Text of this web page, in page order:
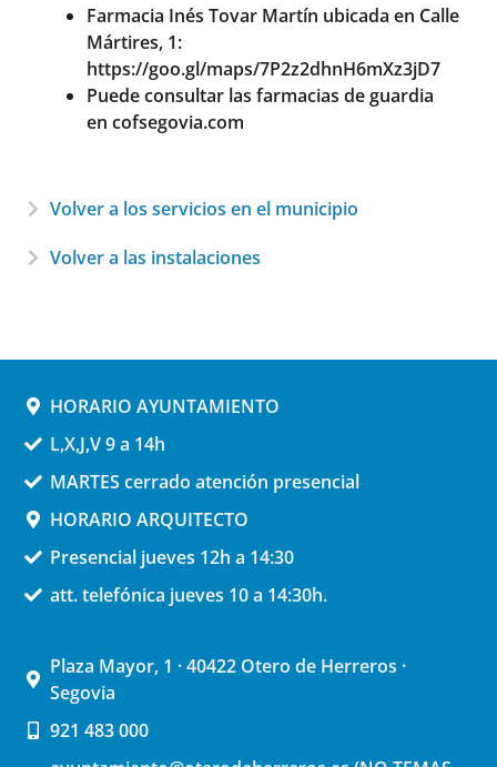
Farmacia Inés Tovar Martín ubicada en Calle
Mártires, 1:
https://goo.gl/maps/7P2z2dhnH6mXz3jD7
Puede consultar las farmacias de guardia
en cofsegovia.com
Volver a los servicios en el municipio
Volver a las instalaciones
HORARIO AYUNTAMIENTO
L,X,J,V 9 a 14h
MARTES cerrado atención presencial
HORARIO ARQUITECTO
Presencial jueves 12h a 14:30
att. telefónica jueves 10 a 14:30h.
Plaza Mayor, 1 · 40422 Otero de Herreros ·
Segovia
921 483 000